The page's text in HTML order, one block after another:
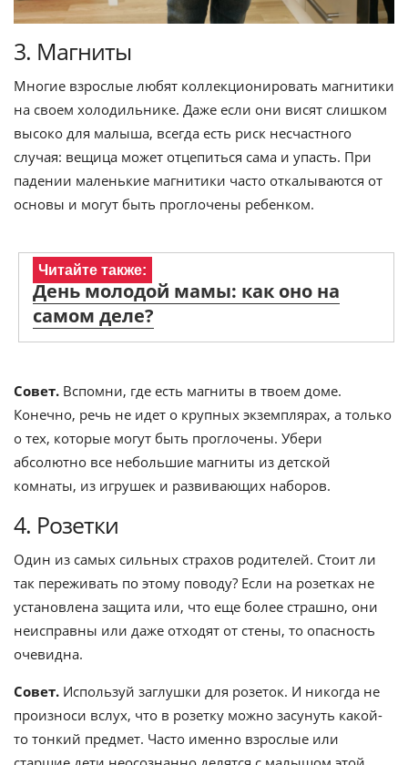
3. Магниты
Многие взрослые любят коллекционировать магнитики
на своем холодильнике. Даже если они висят слишком
высоко для малыша, всегда есть риск несчастного
случая: вещица может отцепиться сама и упасть. При
падении маленькие магнитики часто откалываются от
основы и могут быть проглочены ребенком.
Читайте также:
День молодой мамы: как оно на
самом деле?
Совет. Вспомни, где есть магниты в твоем доме.
Конечно, речь не идет о крупных экземплярах, а только
о тех, которые могут быть проглочены. Убери
абсолютно все небольшие магниты из детской
комнаты, из игрушек и развивающих наборов.
4. Розетки
Один из самых сильных страхов родителей. Стоит ли
так переживать по этому поводу? Если на розетках не
установлена защита или, что еще более страшно, они
неисправны или даже отходят от стены, то опасность
очевидна.
Совет. Используй заглушки для розеток. И никогда не
произноси вслух, что в розетку можно засунуть какой-
то тонкий предмет. Часто именно взрослые или